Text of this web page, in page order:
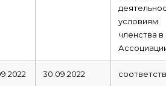
условиям
членства в
30.09.2022